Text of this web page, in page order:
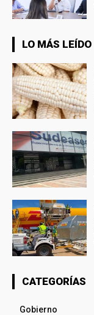
LO MÁS LEÍDO
CATEGORÍAS
Gobierno